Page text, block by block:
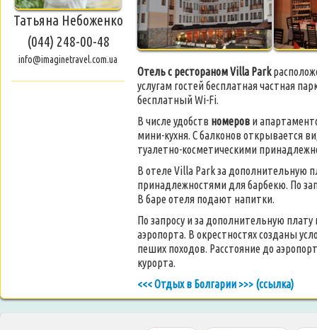
Татьяна Небоженко
(044) 248-00-48
info@imaginetravel.com.ua
Отель с рестораном Villa Park
услугам гостей бесплатная частная
бесплатный Wi-Fi.
В числе удобств номеров и
мини-кухня. С балконов открывается
туалетно-косметическими
В отеле Villa Park за дополнительную
принадлежностями для барбекю. По
В баре отеля подают напитки.
По запросу и за дополнительную
аэропорта. В окрестностях созданы
пеших походов. Расстояние до
курорта.
<<< Отдых в Болгарии >>> (ссылка)